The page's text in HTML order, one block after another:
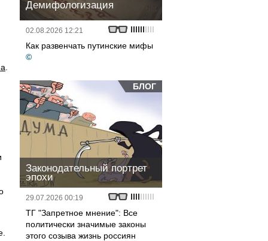
Демифологизация
02.08.2026 12:21
Как развенчать путинские мифы
©
БЛОГ
Законодательный портрет
эпохи
29.07.2026 00:19
ТГ "Запретное мнение": Все
политически значимые законы
этого созыва жизнь россиян